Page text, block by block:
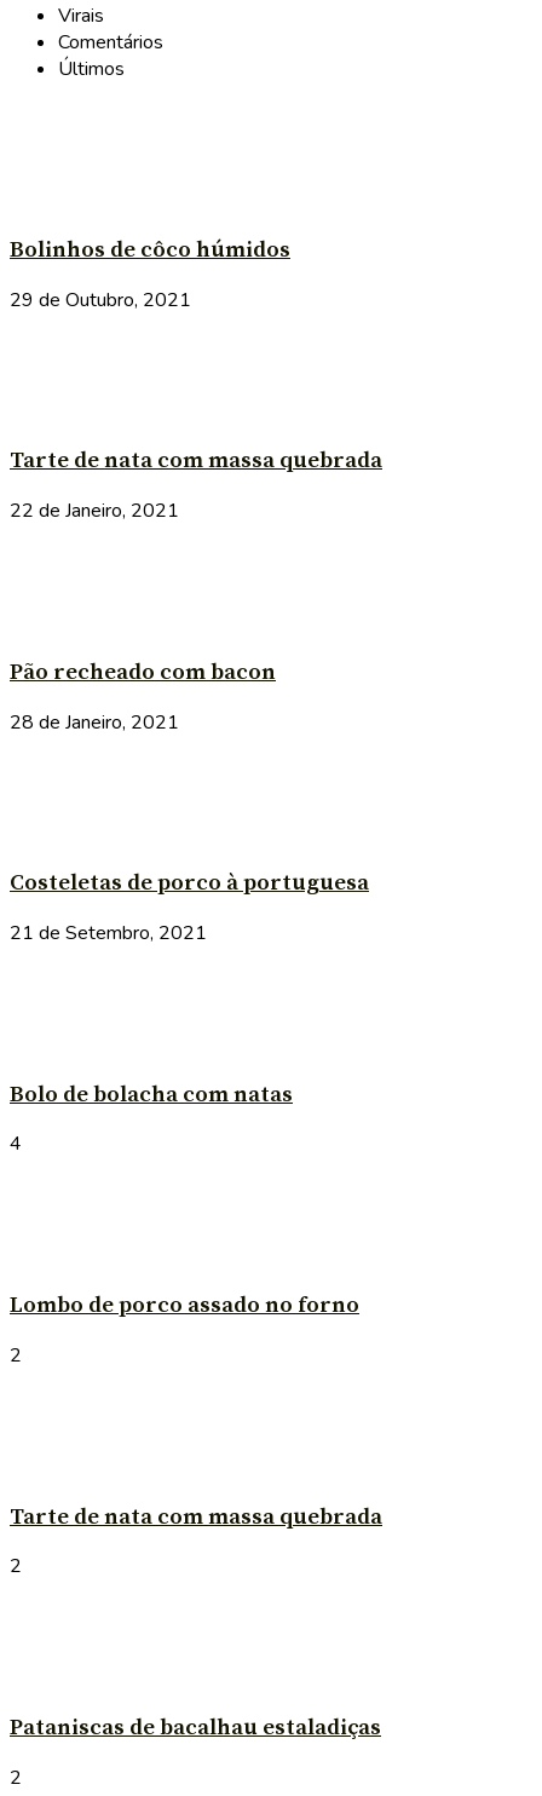
Virais
Comentários
Últimos
Bolinhos de côco húmidos
29 de Outubro, 2021
Tarte de nata com massa quebrada
22 de Janeiro, 2021
Pão recheado com bacon
28 de Janeiro, 2021
Costeletas de porco à portuguesa
21 de Setembro, 2021
Bolo de bolacha com natas
4
Lombo de porco assado no forno
2
Tarte de nata com massa quebrada
2
Pataniscas de bacalhau estaladiças
2